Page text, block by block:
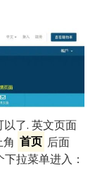
了. 英文页面
首页 后面
拉菜单进入：